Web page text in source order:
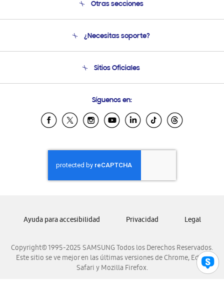
Otras secciones
Soporte
Condiciones de Compra
¿Necesitas soporte?
Soporte vía eMail
Sitios Oficiales
Samsung Ecuador
Samsung El Salvador
Samsung Honduras
Samsung Nicaragua
Samsung Panamá
Samsung Venezuela
Síguenos en:
Copyright© 1995-2025 SAMSUNG Todos los Derechos Reservados.
Este sitio se ve mejor en las últimas versiones de Chrome, Edge,
Safari y Mozilla Firefox.
Ayuda para accesibilidad Privacidad Legal